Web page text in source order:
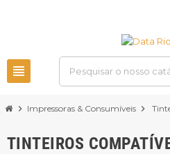
view_headline
chevron_right Impressoras & Consumíveis chevron_right
TINTEIROS